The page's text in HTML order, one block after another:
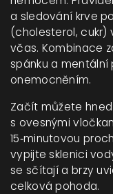
a sledování krve
(cholesterol, cukr)
včas. Kombinace
spánku a
onemocněním.
Začít můžete
s ovesnými
15‑minutovou
vypijte sklenici
se sčítají a brzy
celková pohoda.